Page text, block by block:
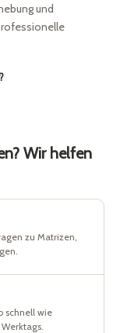
und
Wir helfen
zu Matrizen,
schnell wie